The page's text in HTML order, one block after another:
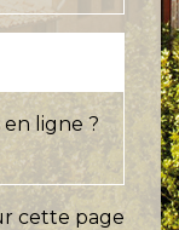
ligne ?
cette page